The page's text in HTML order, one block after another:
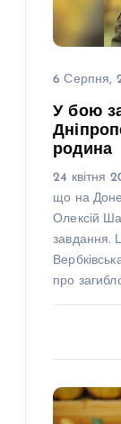
6 Серпня,
У бою
родина
24 квітня
що на
Олексій
завдання.
про